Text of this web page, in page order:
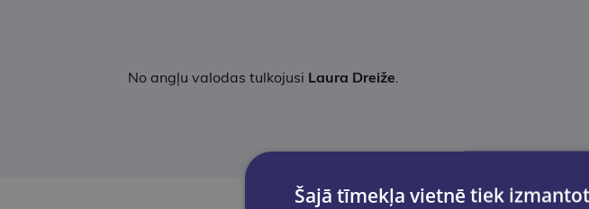
No angļu valodas tulkojusi Laura Dreiže.
Šajā tīmekļa vietnē tiek